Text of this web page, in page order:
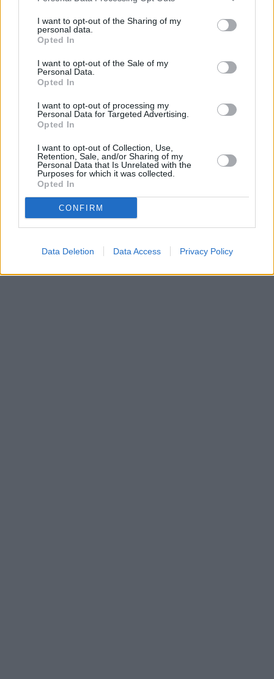
I want to opt-out of the Sharing of my
personal data.
Opted In
I want to opt-out of the Sale of my
Personal Data.
Opted In
I want to opt-out of processing my
Personal Data for Targeted Advertising.
Opted In
I want to opt-out of Collection, Use,
Retention, Sale, and/or Sharing of my
Personal Data that Is Unrelated with the
Purposes for which it was collected.
Opted In
CONFIRM
Data Deletion Data Access Privacy Policy
Prima sport - co nabídne v prvním
vysílacím týdnu
Kdy a kde bude Prima sport k
naladění na Skylinku
Parabola.cz- web o satelitní, terestrické a kabelové televizi, ©
O webu parabola.cz• O souborech cookies• Inzerce
Kontakt
Dovolená u moře •Bazény